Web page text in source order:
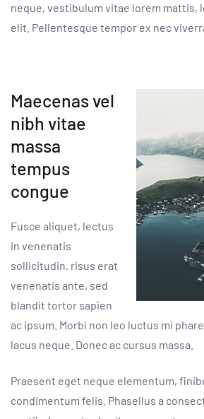
neque, vestibulum vitae lorem mattis,
elit. Pellentesque tempor ex nec
Maecenas vel
nibh vitae
massa
tempus
congue
Fusce aliquet, lectus
in venenatis
sollicitudin, risus erat
venenatis ante, sed
blandit tortor sapien
ac ipsum. Morbi non leo luctus mi
lacus neque. Donec ac cursus massa.
Praesent eget neque elementum,
condimentum felis. Phasellus a